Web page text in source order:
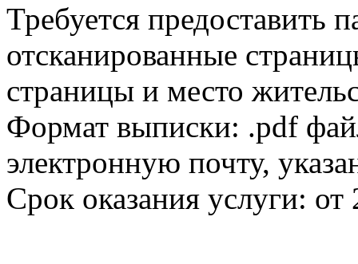
Требуется предоставить
отсканированные
страницы и место
Формат выписки: .pdf
электронную почту,
Срок оказания услуги: от